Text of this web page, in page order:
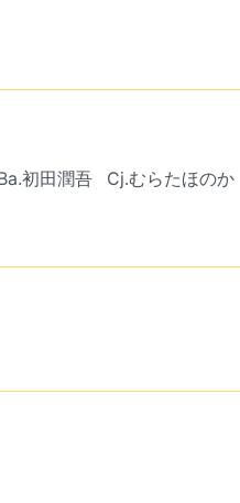
初田潤吾
Cj.むらたほのか